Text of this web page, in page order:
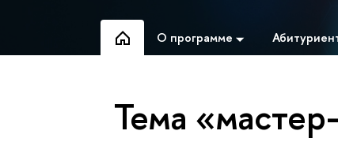
О программе
Тема